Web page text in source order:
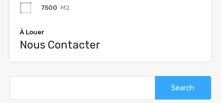
7500 M2
À Louer
Nous Contacter